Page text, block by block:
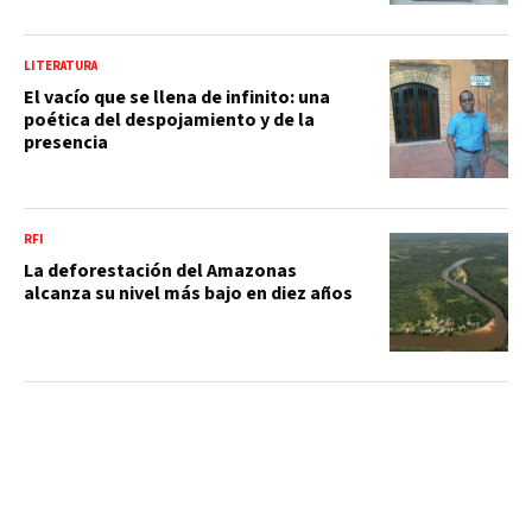
LITERATURA
El vacío que se llena de infinito: una
poética del despojamiento y de la
presencia
RFI
La deforestación del Amazonas
alcanza su nivel más bajo en diez años